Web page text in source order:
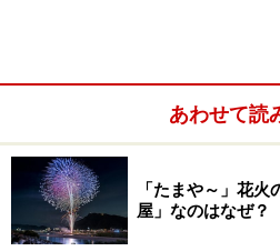
お歳暮のお礼は、礼状
お歳暮を受け取ったら、お礼
を持参した場合には、その場で
あわせて読
「たまや～」花
屋」なのはなぜ？